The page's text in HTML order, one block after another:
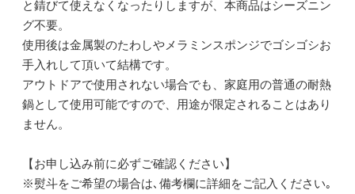
と錆びて使えなくなったりしますが、本商品はシーズニン
グ不要。
使用後は金属製のたわしやメラミンスポンジでゴシゴシお
手入れして頂いて結構です。
アウトドアで使用されない場合でも、家庭用の普通の耐熱
鍋として使用可能ですので、用途が限定されることはあり
ません。
【お申し込み前に必ずご確認ください】
※熨斗をご希望の場合は､備考欄に詳細をご記入ください｡